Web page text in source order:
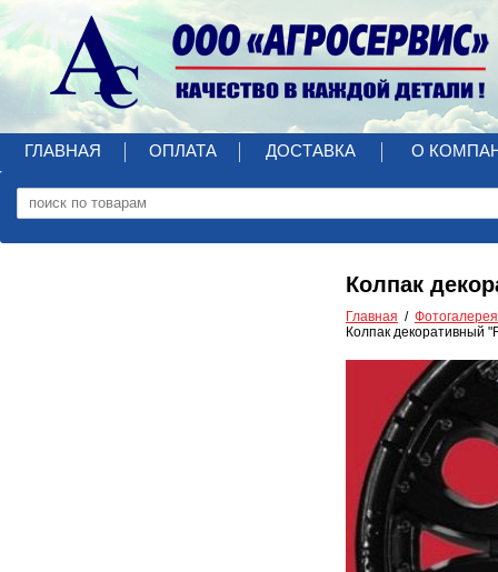
ГЛАВНАЯ ОПЛАТА ДОСТАВКА О
Колпак
Главная
Фотогалерея
Колпак декоративный